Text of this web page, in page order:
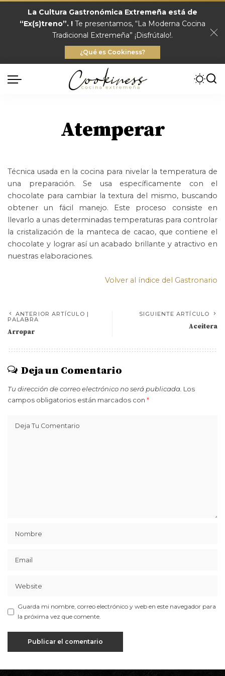
La Cultura Gastronómica Extremeña está de
“Ex(s)treno”. ! Te presentamos, “La Moderna Cocina
Tradicional Extremeña” ¡Disfrútalo!.
¿Qué es Cookiness?
Atemperar
Técnica usada en la cocina para nivelar la temperatura de
una preparación. Se usa específicamente con el
chocolate para cambiar la textura del mismo, buscando
obtener un fácil manejo. Este proceso consiste en
llevarlo a unas determinadas temperaturas para controlar
la cristalización de la manteca de cacao, que contiene el
chocolate y lograr así un acabado brillante y atractivo en
nuestras elaboraciones.
Volver al índice del Gastronario
ANTERIOR ARTÍCULO |
PALABRA
Arropar
SIGUIENTE ARTÍCULO
Aceitera
Deja un Comentario
Tu dirección de correo electrónico no será publicada. Los
campos obligatorios están marcados con *
Guarda mi nombre, correo electrónico y web en este navegador para
la próxima vez que comente.